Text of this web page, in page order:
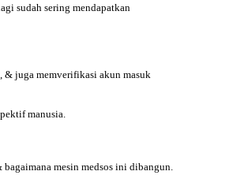
sudah sering mendapatkan
& juga memverifikasi akun masuk
manusia.
mesin medsos ini dibangun.